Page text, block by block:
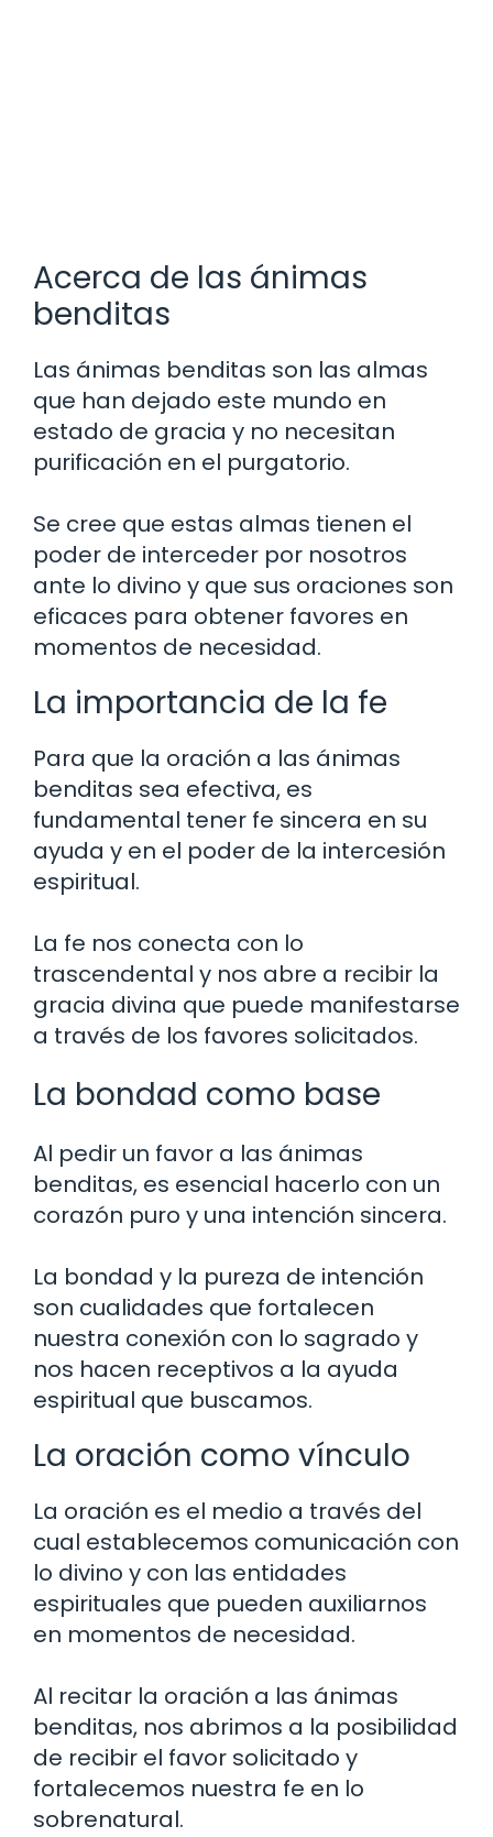
Acerca de las ánimas
benditas
Las ánimas benditas son las almas
que han dejado este mundo en
estado de gracia y no necesitan
purificación en el purgatorio.
Se cree que estas almas tienen el
poder de interceder por nosotros
ante lo divino y que sus oraciones son
eficaces para obtener favores en
momentos de necesidad.
La importancia de la fe
Para que la oración a las ánimas
benditas sea efectiva, es
fundamental tener fe sincera en su
ayuda y en el poder de la intercesión
espiritual.
La fe nos conecta con lo
trascendental y nos abre a recibir la
gracia divina que puede manifestarse
a través de los favores solicitados.
La bondad como base
Al pedir un favor a las ánimas
benditas, es esencial hacerlo con un
corazón puro y una intención sincera.
La bondad y la pureza de intención
son cualidades que fortalecen
nuestra conexión con lo sagrado y
nos hacen receptivos a la ayuda
espiritual que buscamos.
La oración como vínculo
La oración es el medio a través del
cual establecemos comunicación con
lo divino y con las entidades
espirituales que pueden auxiliarnos
en momentos de necesidad.
Al recitar la oración a las ánimas
benditas, nos abrimos a la posibilidad
de recibir el favor solicitado y
fortalecemos nuestra fe en lo
sobrenatural.